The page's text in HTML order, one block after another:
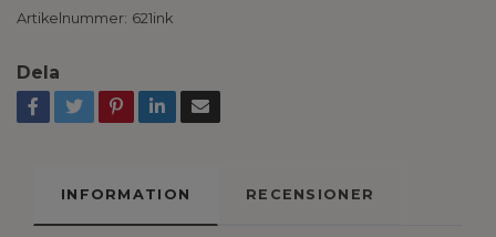
Artikelnummer: 621ink
Dela
INFORMATION RECENSIONER